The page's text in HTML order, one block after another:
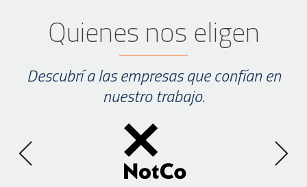
Quienes nos eligen
Descubrí a las empresas que confían en
nuestro trabajo.